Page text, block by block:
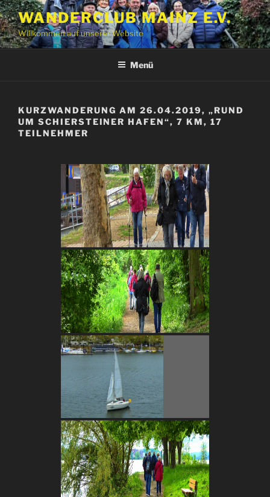
Zum
Inhalt
springen
WANDERCLUB MAINZ E.V.
Willkommen auf unserer Website
Menü
KURZWANDERUNG AM 26.04.2019, „RUND
UM SCHIERSTEINER HAFEN“, 7 KM, 17
TEILNEHMER